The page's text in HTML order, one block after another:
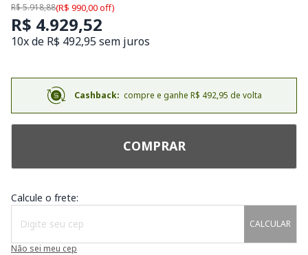
R$ 5.918,88(R$ 990,00 off)
R$ 4.929,52
10x de R$ 492,95 sem juros
Cashback: compre e ganhe R$ 492,95 de volta
COMPRAR
Calcule o frete:
CALCULAR
Não sei meu cep